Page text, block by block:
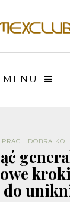
MENU
I DOBRA
do